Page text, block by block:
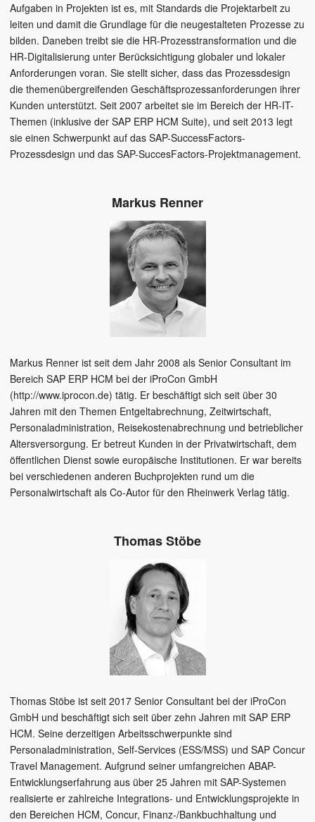
Aufgaben in Projekten ist es, mit Standards die Projektarbeit zu
leiten und damit die Grundlage für die neugestalteten Prozesse zu
bilden. Daneben treibt sie die HR-Prozesstransformation und die
HR-Digitalisierung unter Berücksichtigung globaler und lokaler
Anforderungen voran. Sie stellt sicher, dass das Prozessdesign
die themenübergreifenden Geschäftsprozessanforderungen ihrer
Kunden unterstützt. Seit 2007 arbeitet sie im Bereich der HR-IT-
Themen (inklusive der SAP ERP HCM Suite), und seit 2013 legt
sie einen Schwerpunkt auf das SAP-SuccessFactors-
Prozessdesign und das SAP-SuccesFactors-Projektmanagement.
Markus Renner
Markus Renner ist seit dem Jahr 2008 als Senior Consultant im
Bereich SAP ERP HCM bei der iProCon GmbH
(http://www.iprocon.de) tätig. Er beschäftigt sich seit über 30
Jahren mit den Themen Entgeltabrechnung, Zeitwirtschaft,
Personaladministration, Reisekostenabrechnung und betrieblicher
Altersversorgung. Er betreut Kunden in der Privatwirtschaft, dem
öffentlichen Dienst sowie europäische Institutionen. Er war bereits
bei verschiedenen anderen Buchprojekten rund um die
Personalwirtschaft als Co-Autor für den Rheinwerk Verlag tätig.
Thomas Stöbe
Thomas Stöbe ist seit 2017 Senior Consultant bei der iProCon
GmbH und beschäftigt sich seit über zehn Jahren mit SAP ERP
HCM. Seine derzeitigen Arbeitsschwerpunkte sind
Personaladministration, Self-Services (ESS/MSS) und SAP Concur
Travel Management. Aufgrund seiner umfangreichen ABAP-
Entwicklungserfahrung aus über 25 Jahren mit SAP-Systemen
realisierte er zahlreiche Integrations- und Entwicklungsprojekte in
den Bereichen HCM, Concur, Finanz-/Bankbuchhaltung und